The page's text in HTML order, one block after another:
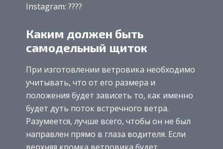
Instagram: ????
Каким должен быть
самодельный щиток
При изготовлении ветровика необходимо
учитывать, что от его размера и
положения будет зависеть то, как именно
будет дуть поток встречного ветра.
Разумеется, лучше всего, чтобы он не был
направлен прямо в глаза водителя. Если